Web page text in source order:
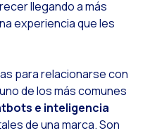
¿Qué tan
Desafíos del
Automatiza la
llegando a más
experiencia que les
para relacionarse con
de los más comunes
e inteligencia
de una marca. Son